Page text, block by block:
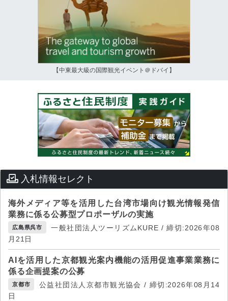
【中東最大級の国際観光イベント＠ドバイ】
入札情報セレクト
海外メディア等を活用した台湾市場向け観光情報発信
業務に係る公募型プロポーザルの実施
広島県呉市
一般社団法人ツーリズムKURE / 締切:2026年08
月21日
AIを活用した京都観光案内機能の活用促進事業業務に
係る企画提案の公募
京都市
公益社団法人京都市観光協会 / 締切:2026年08月14
日